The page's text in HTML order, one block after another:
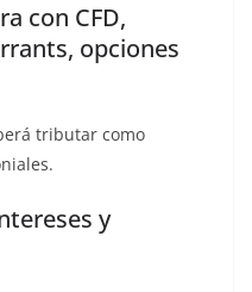
con CFD,
opciones
tributar como
y